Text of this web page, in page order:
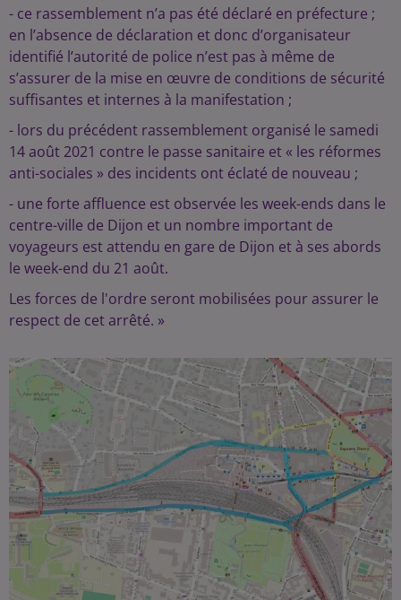
- ce rassemblement n’a pas été déclaré en préfecture ;
en l’absence de déclaration et donc d’organisateur
identifié l’autorité de police n’est pas à même de
s’assurer de la mise en œuvre de conditions de sécurité
suffisantes et internes à la manifestation ;
- lors du précédent rassemblement organisé le samedi
14 août 2021 contre le passe sanitaire et « les réformes
anti-sociales » des incidents ont éclaté de nouveau ;
- une forte affluence est observée les week-ends dans le
centre-ville de Dijon et un nombre important de
voyageurs est attendu en gare de Dijon et à ses abords
le week-end du 21 août.
Les forces de l'ordre seront mobilisées pour assurer le
respect de cet arrêté. »